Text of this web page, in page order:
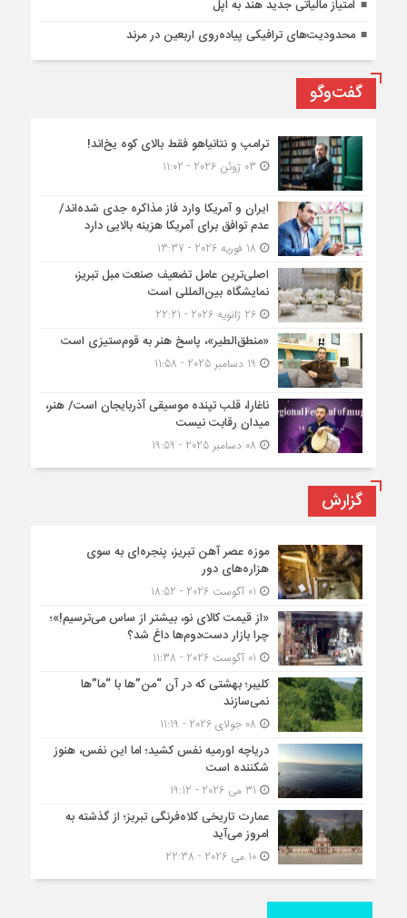
امتیاز مالیاتی جدید هند به اپل
محدودیت‌های ترافیکی پیاده‌روی اربعین در مرند
گفت‌وگو
ترامپ و نتانیاهو فقط بالای کوه یخ‌اند!
ایران و آمریکا وارد فاز مذاکره جدی شده‌اند/
عدم توافق برای آمریکا هزینه بالایی دارد
اصلی‌ترین عامل تضعیف صنعت مبل تبریز،
نمایشگاه بین‌المللی است
26 ژانویه 2026 - 22:21
«منطق‌الطیر»، پاسخ هنر به قوم‌ستیزی است
ناغارا، قلب تپنده موسیقی آذربایجان است/ هنر،
میدان رقابت نیست
گزارش
موزه عصر آهن تبریز، پنجره‌ای به سوی
هزاره‌های دور
«از قیمت کالای نو، بیشتر از ساس می‌ترسیم!»؛
چرا بازار دست‌دوم‌ها داغ شد؟
کلیبر؛ بهشتی که در آن “من”ها با “ما”ها
نمی‌سازند
دریاچه اورمیه نفس کشید؛ اما این نفس، هنوز
شکننده است
عمارت تاریخی کلاه‌فرنگی تبریز؛ از گذشته به
امروز می‌آید
10 می 2026 - 22:38